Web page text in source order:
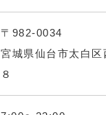
〒982-0034
宮城県仙台市太白区
８